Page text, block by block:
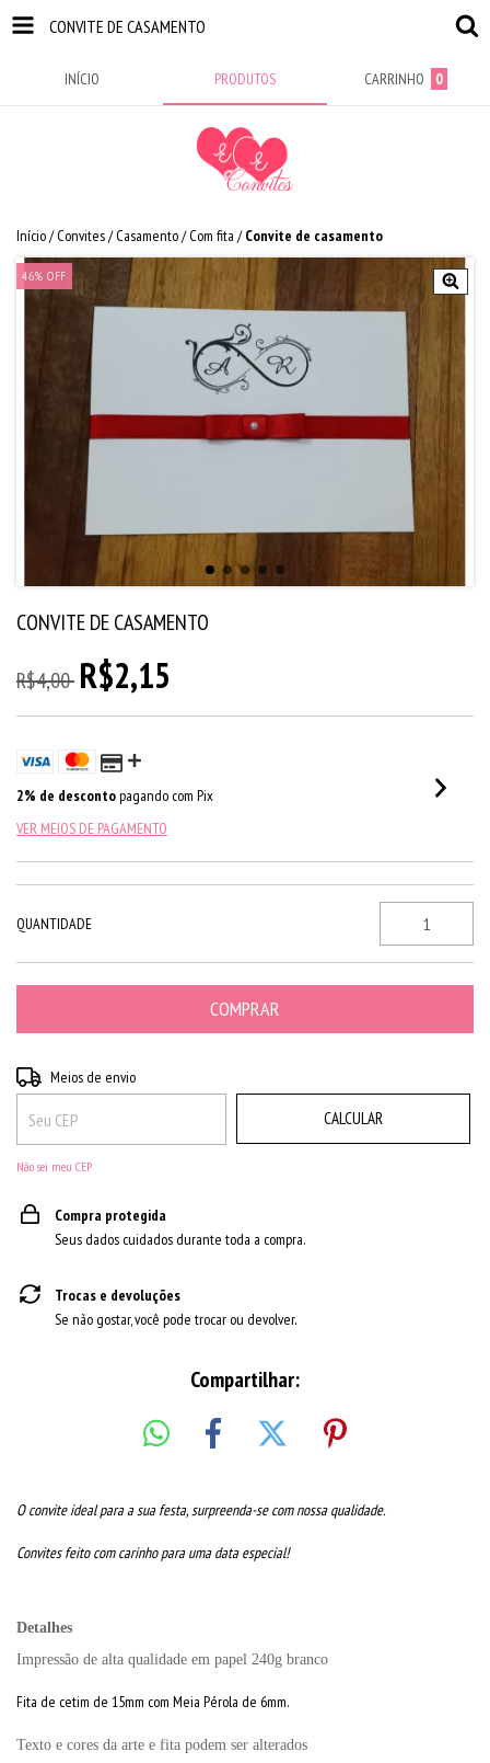
CONVITE DE CASAMENTO
INÍCIO PRODUTOS CARRINHO 0
Início/ Convites/ Casamento/ Com fita / Convite de casamento
46% OFF
CONVITE DE CASAMENTO
R$4,00 R$2,15
2% de descontopagando com Pix
VER MEIOS DE PAGAMENTO
QUANTIDADE
Entregas para o CEP:
Meios de envio
CALCULAR
Não sei meu CEP
Compra protegida
Seus dados cuidados durante toda a compra.
Trocas e devoluções
Se não gostar, você pode trocar ou devolver.
Compartilhar:
O convite ideal para a sua festa, surpreenda-se com nossa qualidade.
Convites feito com carinho para uma data especial!
Detalhes
Impressão de alta qualidade em papel 240g branco
Fita de cetim de 15mm com Meia Pérola de 6mm.
Texto e cores da arte e fita podem ser alterados